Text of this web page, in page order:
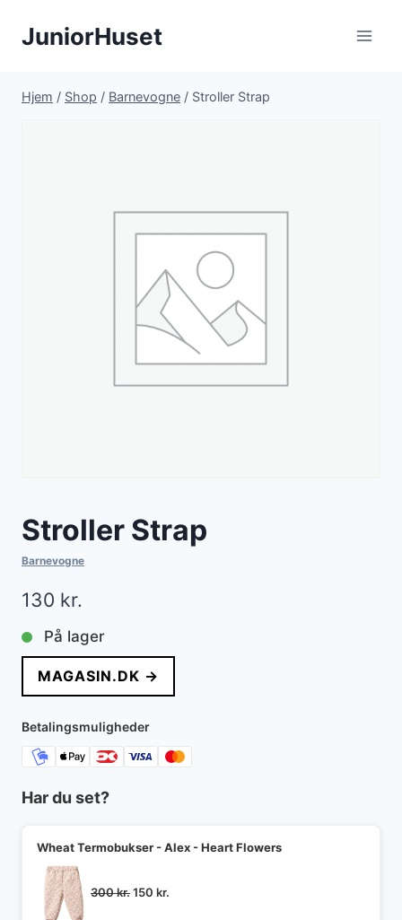
JuniorHuset
Hjem / Shop / Barnevogne / Stroller Strap
Stroller Strap
Barnevogne
130 kr.
På lager
MAGASIN.DK →
Betalingsmuligheder
Har du set?
Wheat Termobukser - Alex - Heart Flowers
300kr.Den
150 kr.